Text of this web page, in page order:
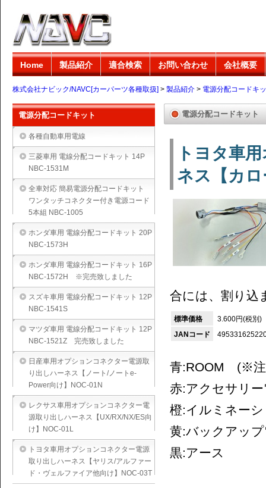
Home 製品紹介 適合検索 お問い合わせ 会社概要
株式会社ナビック/NAVC[カーパーツ各種取扱] > 製品紹介 > 電源分配コードキ
電源分配コードキット
トヨタ車
ネス【カ
合には、割り込
標準価格
3.600円(税別)
JANコード
青:ROOM (※
赤:アクセサリ
橙:イルミネー
黄:バックアッ
黒:アース
電源分配コードキット
各種自動車用電線
三菱車用 電線分配コードキット 14P
NBC-1531M
全車対応 簡易電源分配コードキット
ワンタッチコネクター付き電源コード
5本組 NBC-1005
ホンダ車用 電線分配コードキット 20P
NBC-1573H
ホンダ車用 電線分配コードキット 16P
NBC-1572H ※完売致しました
スズキ車用 電線分配コードキット 12P
NBC-1541S
マツダ車用 電線分配コードキット 12P
NBC-1521Z 完売致しました
日産車用オプションコネクター電源取
り出しハーネス【ノート/ノートe-
Power向け】NOC-01N
レクサス車用オプションコネクター電
源取り出しハーネス【UX/RX/NX/ES向
け】NOC-01L
トヨタ車用オプションコネクター電源
取り出しハーネス【ヤリス/アルファー
ド・ヴェルファイア他向け】NOC-03T